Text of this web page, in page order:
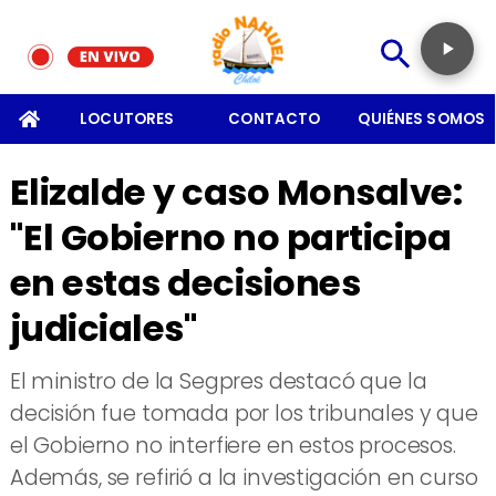
LOCUTORES CONTACTO QUIÉNES SOMOS
Elizalde y caso Monsalve:
"El Gobierno no participa
en estas decisiones
judiciales"
​El ministro de la Segpres destacó que la
decisión fue tomada por los tribunales y que
el Gobierno no interfiere en estos procesos.
Además, se refirió a la investigación en curso